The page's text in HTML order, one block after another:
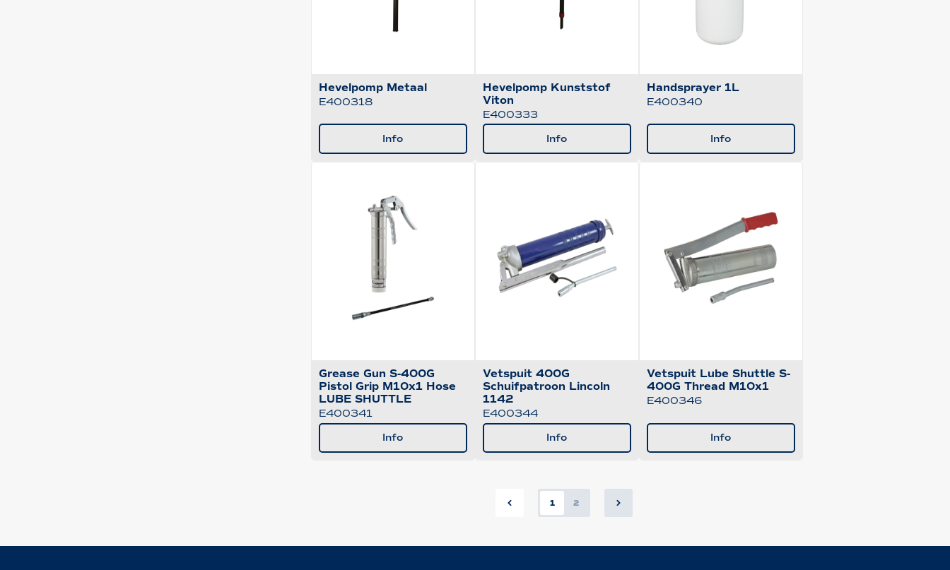
Hevelpomp Metaal
E400318
Info
Hevelpomp Kunststof
Viton
E400333
Info
Handsprayer 1L
E400340
Info
Grease Gun S-400G
Pistol Grip M10x1 Hose
LUBE SHUTTLE
E400341
Info
Vetspuit 400G
Schuifpatroon Lincoln
1142
E400344
Info
Vetspuit Lube Shuttle S-
400G Thread M10x1
E400346
Info
1 2